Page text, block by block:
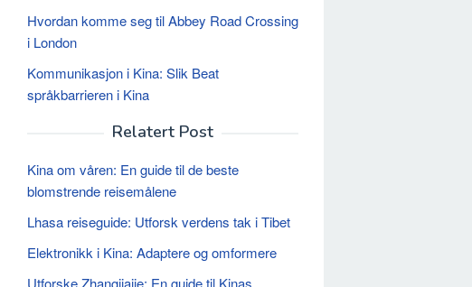
Hvordan komme seg til Abbey Road Crossing
i London
Kommunikasjon i Kina: Slik Beat
språkbarrieren i Kina
Relatert Post
Kina om våren: En guide til de beste
blomstrende reisemålene
Lhasa reiseguide: Utforsk verdens tak i Tibet
Elektronikk i Kina: Adaptere og omformere
Utforske Zhangjiajie: En guide til Kinas